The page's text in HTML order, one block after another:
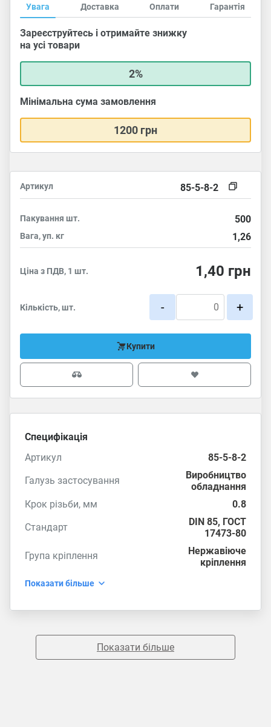
Увага Доставка Оплати Гарантія
Зареєструйтесь і отримайте знижку
на усі товари
2%
Мінімальна сума замовлення
1200 грн
Артикул 85-5-8-2
Пакування шт. 500
Вага, уп. кг 1,26
Ціна з ПДВ, 1 шт. 1,40 грн
Кількість, шт. - +
Купити
Специфікація
Артикул
85-5-8-2
Галузь застосування
Виробництво
обладнання
Крок різьби, мм
0.8
Стандарт
DIN 85, ГОСТ
17473-80
Група кріплення
Нержавіюче
кріплення
Показати більше
Показати більше